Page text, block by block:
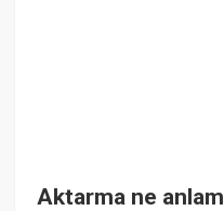
Aktarma ne